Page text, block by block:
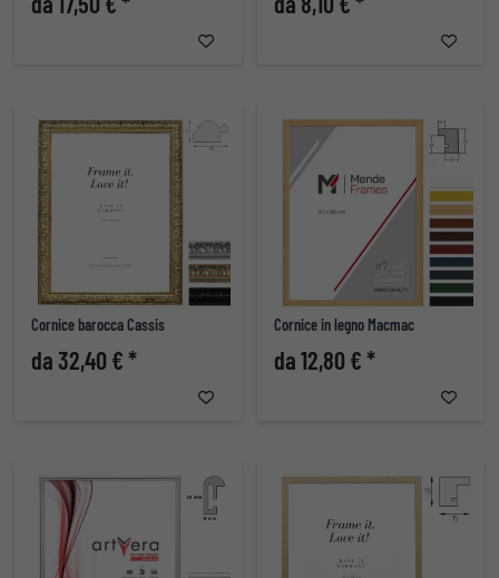
Cornice barocca Cassis
da 32,40 € *
Cornice in legno Macmac
da 12,80 € *